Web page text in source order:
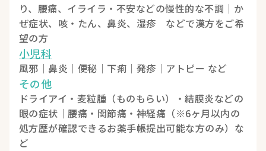
り、腰痛、イライラ・不安などの慢性的な不調｜か
ぜ症状、咳・たん、鼻炎、湿疹 などで漢方をご希
望の方
小児科
風邪｜鼻炎｜便秘｜下痢｜発疹｜アトピー など
その他
ドライアイ・麦粒腫（ものもらい）・結膜炎などの
眼の症状｜腰痛・関節痛・神経痛（※6ヶ月以内の
処方歴が確認できるお薬手帳提出可能な方のみ）な
ど